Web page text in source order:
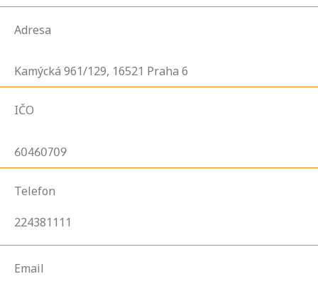
Adresa
Kamýcká 961/129, 16521 Praha 6
IČO
60460709
Telefon
224381111
Email